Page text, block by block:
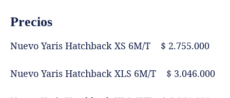
Precios
Nuevo Yaris Hatchback XS 6M/T $ 2.755.000
Nuevo Yaris Hatchback XLS 6M/T $ 3.046.000